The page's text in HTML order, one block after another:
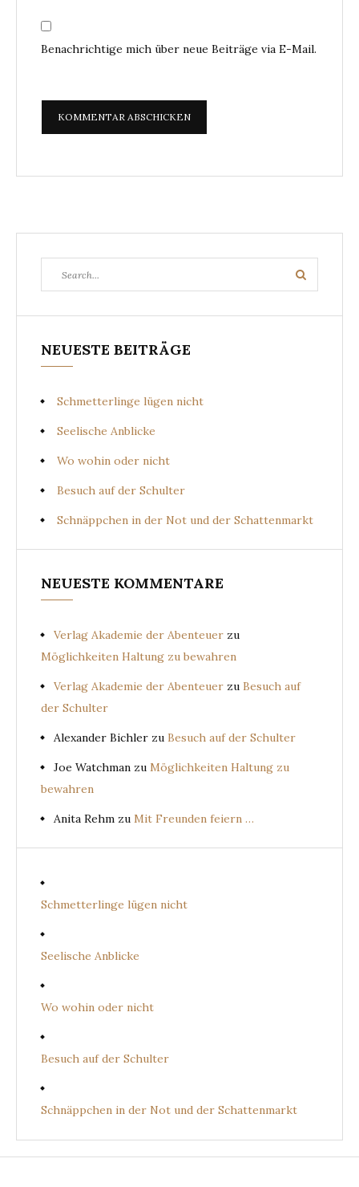
Benachrichtige mich über neue Beiträge via E-Mail.
for:
Search
NEUESTE BEITRÄGE
Schmetterlinge lügen nicht
Seelische Anblicke
Wo wohin oder nicht
Besuch auf der Schulter
Schnäppchen in der Not und der Schattenmarkt
NEUESTE KOMMENTARE
Verlag Akademie der Abenteuer zu
Möglichkeiten Haltung zu bewahren
Verlag Akademie der Abenteuer zu Besuch auf
der Schulter
Alexander Bichler zu Besuch auf der Schulter
Joe Watchman zu Möglichkeiten Haltung zu
bewahren
Anita Rehm zu Mit Freunden feiern …
Schmetterlinge lügen nicht
Seelische Anblicke
Wo wohin oder nicht
Besuch auf der Schulter
Schnäppchen in der Not und der Schattenmarkt